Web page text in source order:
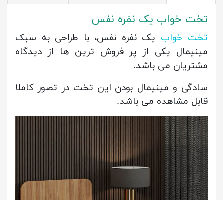
تخت خواب یک نفره نفس
تخت خواب یک نفره نفس، با طراحی به سبک
مینیمال یکی از پر فروش ترین ها از دیدگاه
مشتریان می باشد.
سادگی و مینیمال بودن این تخت در تصور کاملا
قابل مشاهده می باشد.